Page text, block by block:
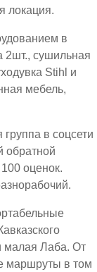
локация.
в
2шт., сушильная
Stihl и
мебель,
в соцсети
обратной
оценок.
малая Лаба. От
маршруты в том